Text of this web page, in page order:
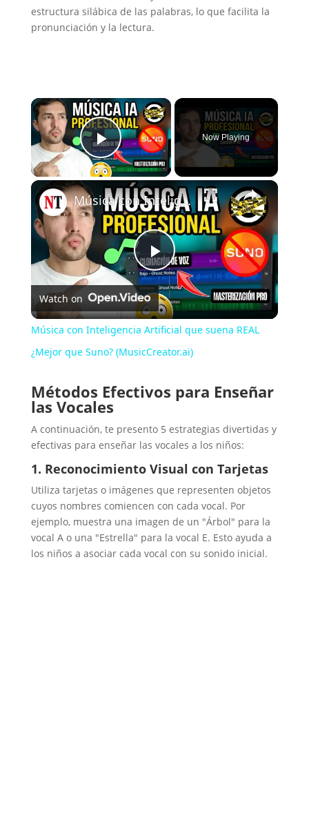
estructura silábica de las palabras, lo que facilita la
pronunciación y la lectura.
×
Play Video
Now Playing
×
P
l
a
y
V
i
d
e
Música con Inteligencia Artificial que suena REAL ¿Mejor que Suno? (MusicCreator.ai)
Watch on
Música con Inteligencia Artificial que suena REAL
¿Mejor que Suno? (MusicCreator.ai)
Métodos Efectivos para Enseñar
las Vocales
A continuación, te presento 5 estrategias divertidas y
efectivas para enseñar las vocales a los niños:
1. Reconocimiento Visual con Tarjetas
Utiliza tarjetas o imágenes que representen objetos
cuyos nombres comiencen con cada vocal. Por
ejemplo, muestra una imagen de un "Árbol" para la
vocal A o una "Estrella" para la vocal E. Esto ayuda a
los niños a asociar cada vocal con su sonido inicial.